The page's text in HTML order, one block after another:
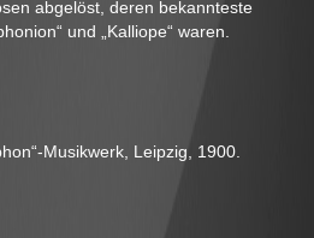
abgelöst, deren bekannteste
und „Kalliope“ waren.
Musikwerk, Leipzig, 1900.